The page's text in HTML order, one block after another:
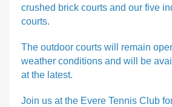
crushed brick courts and our five
courts.
The outdoor courts will remain
weather conditions and will be
at the latest.
Join us at the Evere Tennis Club